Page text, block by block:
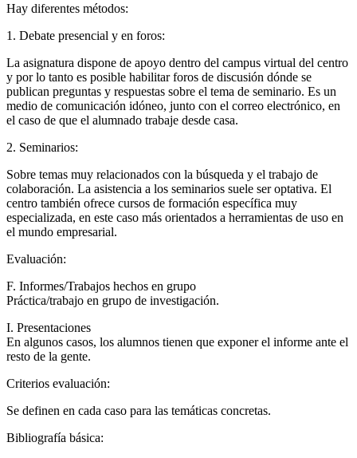
Hay diferentes métodos:
1. Debate presencial y en foros:
La asignatura dispone de apoyo dentro del campus virtual del centro
y por lo tanto es posible habilitar foros de discusión dónde se
publican preguntas y respuestas sobre el tema de seminario. Es un
medio de comunicación idóneo, junto con el correo electrónico, en
el caso de que el alumnado trabaje desde casa.
2. Seminarios:
Sobre temas muy relacionados con la búsqueda y el trabajo de
colaboración. La asistencia a los seminarios suele ser optativa. El
centro también ofrece cursos de formación específica muy
especializada, en este caso más orientados a herramientas de uso en
el mundo empresarial.
Evaluación:
F. Informes/Trabajos hechos en grupo
Práctica/trabajo en grupo de investigación.
I. Presentaciones
En algunos casos, los alumnos tienen que exponer el informe ante el
resto de la gente.
Criterios evaluación:
Se definen en cada caso para las temáticas concretas.
Bibliografía básica: